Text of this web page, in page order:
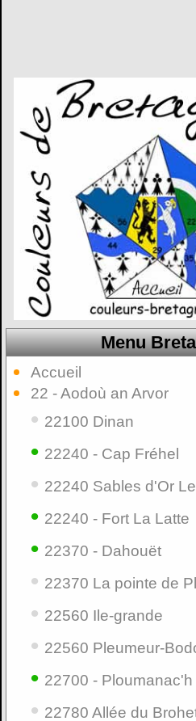
Menu
Accueil
22 - Aodoù an Arvor
• 22100 Dinan
• 22240 - Cap Fréhel
• 22240 Sables d'Or
• 22240 - Fort La Latte
• 22370 - Dahouët
• 22370 La pointe de
• 22560 Ile-grande
• 22560 Pleumeur-
• 22700 - Ploumanac'h
• 22780 Allée du